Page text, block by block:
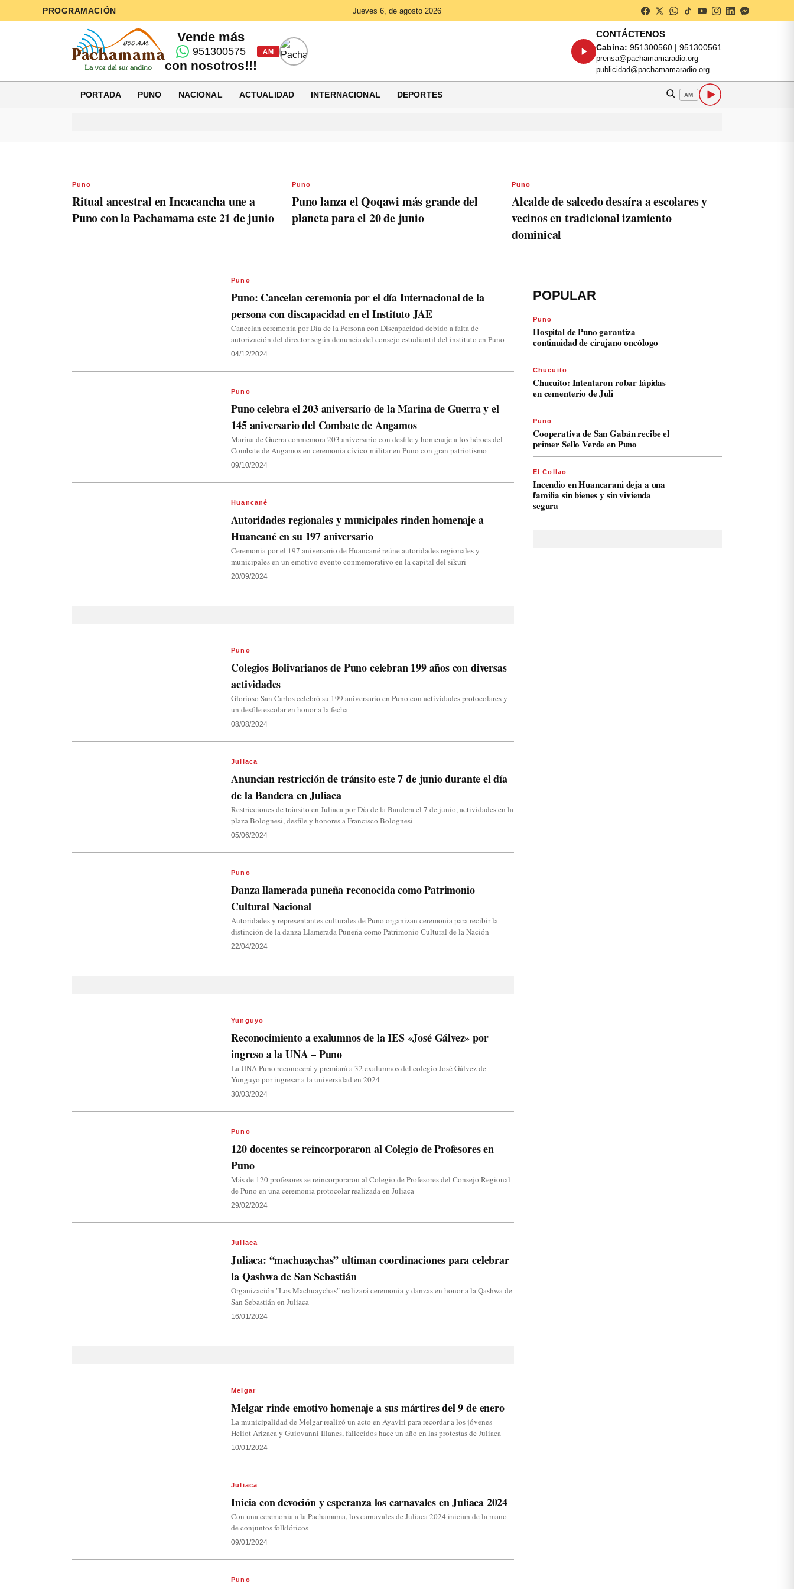
PROGRAMACIÓN Jueves 6, de agosto 2026
Vende más
951300575
con nosotros!!!
AM
CONTÁCTENOS
Cabina: 951300560 | 951300561
prensa@pachamamaradio.org
publicidad@pachamamaradio.org
PORTADA PUNO NACIONAL ACTUALIDAD INTERNACIONAL DEPORTES AM
Puno
Ritual ancestral en Incacancha une a
Puno con la Pachamama este 21 de junio
Puno
Puno lanza el Qoqawi más grande del
planeta para el 20 de junio
Puno
Alcalde de salcedo desaíra a escolares y
vecinos en tradicional izamiento
dominical
Puno
Puno: Cancelan ceremonia por el día Internacional de la
persona con discapacidad en el Instituto JAE
Cancelan ceremonia por Día de la Persona con Discapacidad debido a falta de
autorización del director según denuncia del consejo estudiantil del instituto en Puno
04/12/2024
Puno
Puno celebra el 203 aniversario de la Marina de Guerra y el
145 aniversario del Combate de Angamos
Marina de Guerra conmemora 203 aniversario con desfile y homenaje a los héroes del
Combate de Angamos en ceremonia cívico-militar en Puno con gran patriotismo
09/10/2024
Huancané
Autoridades regionales y municipales rinden homenaje a
Huancané en su 197 aniversario
Ceremonia por el 197 aniversario de Huancané reúne autoridades regionales y
municipales en un emotivo evento conmemorativo en la capital del sikuri
20/09/2024
Puno
Colegios Bolivarianos de Puno celebran 199 años con diversas
actividades
Glorioso San Carlos celebró su 199 aniversario en Puno con actividades protocolares y
un desfile escolar en honor a la fecha
08/08/2024
Juliaca
Anuncian restricción de tránsito este 7 de junio durante el día
de la Bandera en Juliaca
Restricciones de tránsito en Juliaca por Día de la Bandera el 7 de junio, actividades en la
plaza Bolognesi, desfile y honores a Francisco Bolognesi
05/06/2024
Puno
Danza llamerada puneña reconocida como Patrimonio
Cultural Nacional
Autoridades y representantes culturales de Puno organizan ceremonia para recibir la
distinción de la danza Llamerada Puneña como Patrimonio Cultural de la Nación
22/04/2024
Yunguyo
Reconocimiento a exalumnos de la IES «José Gálvez» por
ingreso a la UNA – Puno
La UNA Puno reconocerá y premiará a 32 exalumnos del colegio José Gálvez de
Yunguyo por ingresar a la universidad en 2024
30/03/2024
Puno
120 docentes se reincorporaron al Colegio de Profesores en
Puno
Más de 120 profesores se reincorporaron al Colegio de Profesores del Consejo Regional
de Puno en una ceremonia protocolar realizada en Juliaca
29/02/2024
Juliaca
Juliaca: “machuaychas” ultiman coordinaciones para celebrar
la Qashwa de San Sebastián
Organización "Los Machuaychas" realizará ceremonia y danzas en honor a la Qashwa de
San Sebastián en Juliaca
16/01/2024
Melgar
Melgar rinde emotivo homenaje a sus mártires del 9 de enero
La municipalidad de Melgar realizó un acto en Ayaviri para recordar a los jóvenes
Heliot Arizaca y Guiovanni Illanes, fallecidos hace un año en las protestas de Juliaca
10/01/2024
Juliaca
Inicia con devoción y esperanza los carnavales en Juliaca 2024
Con una ceremonia a la Pachamama, los carnavales de Juliaca 2024 inician de la mano
de conjuntos folklóricos
09/01/2024
Puno
POPULAR
Puno
Hospital de Puno garantiza
continuidad de cirujano oncólogo
Chucuito
Chucuito: Intentaron robar lápidas
en cementerio de Juli
Puno
Cooperativa de San Gabán recibe el
primer Sello Verde en Puno
El Collao
Incendio en Huancarani deja a una
familia sin bienes y sin vivienda
segura